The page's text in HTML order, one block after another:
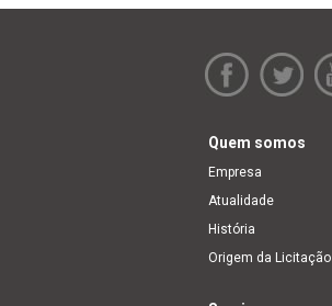
Quem somos
Empresa
Atualidade
História
Origem da Licitação